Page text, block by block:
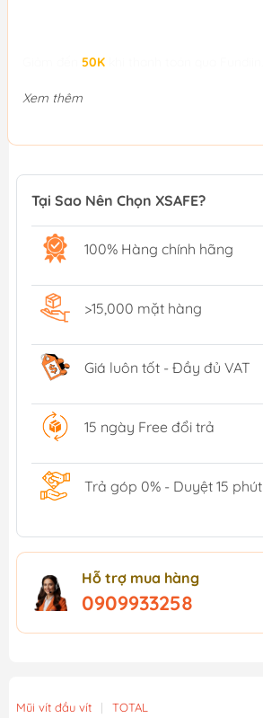
50K
Xem thêm
Tại Sao Nên Chọn XSAFE?
100% Hàng chính hãng
>15,000 mặt hàng
Giá luôn tốt - Đầy đủ VAT
15 ngày Free đổi trả
Trả góp 0% - Duyệt 15 phút
Hỗ trợ mua hàng
0909933258
Mũi vít đầu vít | TOTAL